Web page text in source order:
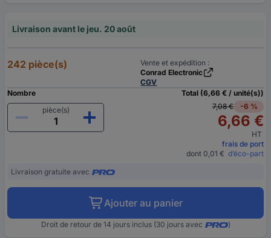
Livraison avant le jeu. 20 août
242 pièce(s)
Vente et expédition :
Conrad Electronic
CGV
Nombre
pièce(s)
Total (6,66 € / unité(s))
7,08 €
-6 %
6,66 €
HT
frais de port
dont 0,01 € d’éco-part
Livraison gratuite avec
Ajouter au panier
Droit de retour de 14 jours inclus (30 jours avec )